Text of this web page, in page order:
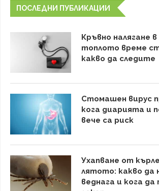
ПОСЛЕДНИ ПУБЛИКАЦИИ
Кръвно налягане
топлото време
какво да следите
Стомашен вирус
кога диарията и
вече са риск
Ухапване от
лятото: какво да
веднага и кога